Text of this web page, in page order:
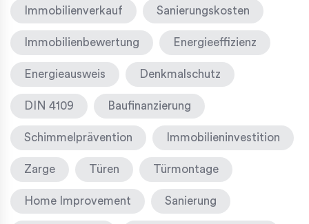
Immobilienverkauf Sanierungskosten
Immobilienbewertung Energieeffizienz
Energieausweis Denkmalschutz
DIN 4109 Baufinanzierung
Schimmelprävention Immobilieninvestition
Zarge Türen Türmontage
Home Improvement Sanierung